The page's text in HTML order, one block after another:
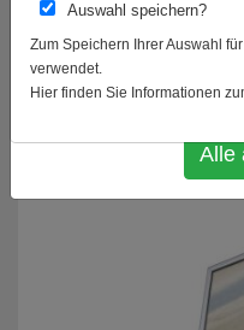
Klapprahmen
DIN A3 32mm
Datenschutz Impressum
Alle
Auswahl speichern?
Zum Speichern Ihrer Auswahl
verwendet.
Hier finden Sie Informationen